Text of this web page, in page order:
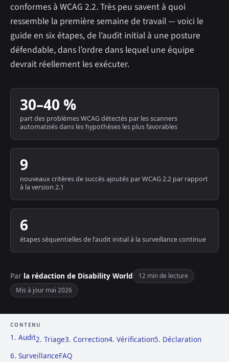
conformes à WCAG 2.2. Très peu savent à quoi
ressemble la première semaine de travail — voici le
guide en six étapes, de l’audit initial à une posture
défendable, dans l’ordre dans lequel une équipe
devrait réellement les exécuter.
30–40 %
part des problèmes WCAG détectés par les scanners
automatisés dans les hypothèses les plus favorables
9
nouveaux critères de succès ajoutés par WCAG 2.2 par rapport
à la version 2.1
6
étapes séquentielles de l’audit initial à la surveillance continue
Par la rédaction de Disability World
12 min de lecture
Mis à jour mai 2026
CONTENU
1. Audit2. Triage3. Correction4. Vérification5. Déclaration
6. SurveillanceFAQ